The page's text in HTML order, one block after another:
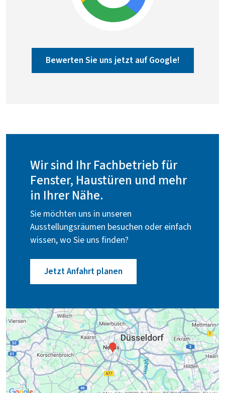
Bewerten Sie uns jetzt auf Google!
Wir sind Ihr Fachbetrieb für
Fenster, Haustüren und mehr
in Ihrer Nähe.
Sie möchten uns in unseren
Ausstellungsräumen besuchen oder einfach
wissen, wo Sie uns finden?
Jetzt Anfahrt planen